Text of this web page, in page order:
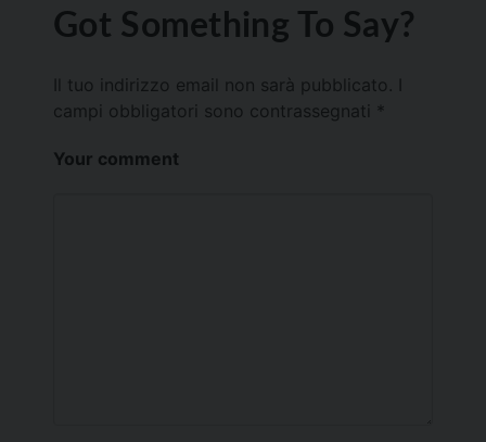
Got Something To Say?
Il tuo indirizzo email non sarà pubblicato.
campi obbligatori sono contrassegnati *
Your comment